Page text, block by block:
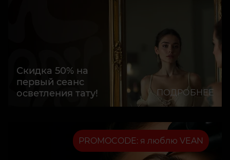
Скидка 50% на
первый сеанс
осветления тату!
ПОДРОБНЕЕ
PROMOCODE: я люблю VEAN